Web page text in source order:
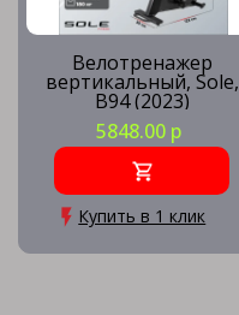
Велотренажер
вертикальный, Sole,
B94 (2023)
5848.00 р
Купить в 1 клик